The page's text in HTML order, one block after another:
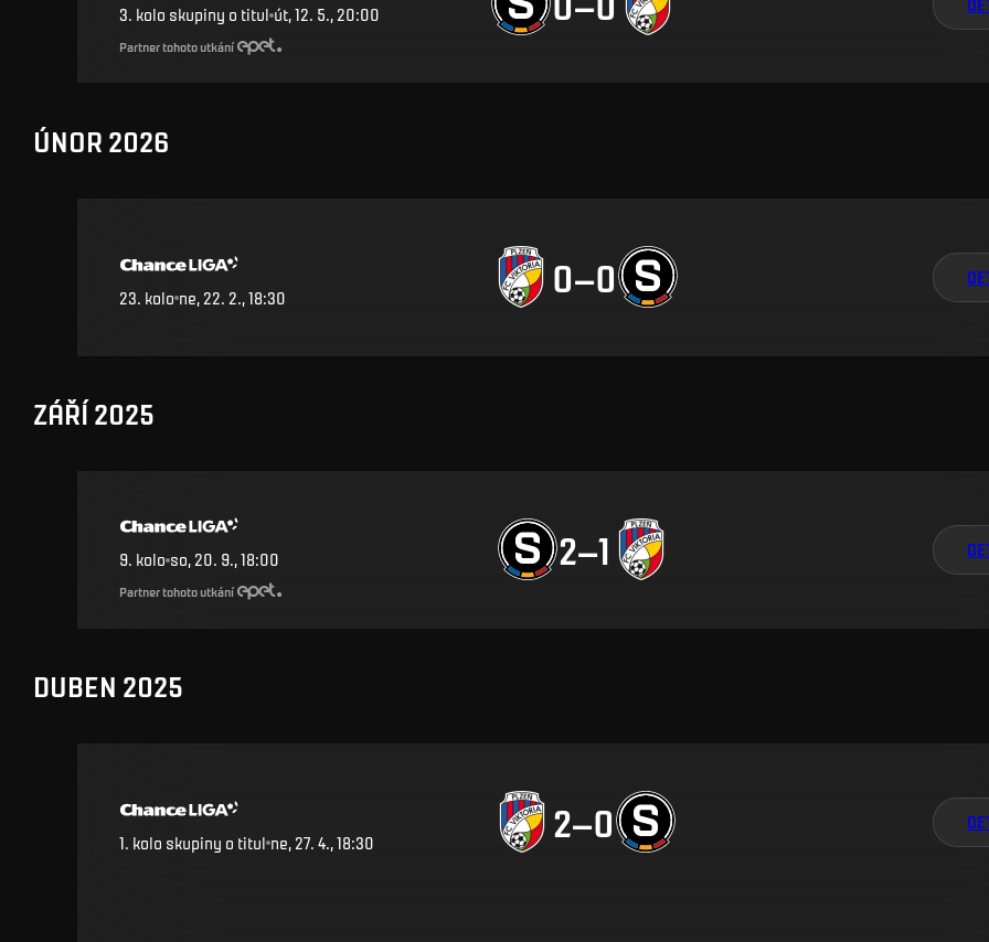
3. kolo skupiny o titul út, 12. 5., 20:00
Partner tohoto utkání
ÚNOR 2026
23. kolo ne, 22. 2., 18:30 0–0
ZÁŘÍ 2025
9. kolo so, 20. 9., 18:00 2–1
Partner tohoto utkání
DUBEN 2025
1. kolo skupiny o titul ne, 27. 4., 18:30 2–0